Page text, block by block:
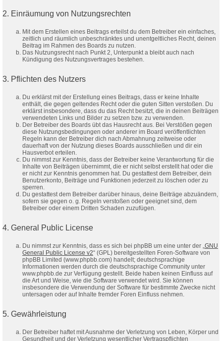
2. Einräumung von Nutzungsrechten
Mit dem Erstellen eines Beitrags erteilst du dem Betreiber ein einfaches,
zeitlich und räumlich unbeschränktes und unentgeltliches Recht, deinen
Beitrag im Rahmen des Boards zu nutzen.
Das Nutzungsrecht nach Punkt 2, Unterpunkt a bleibt auch nach
Kündigung des Nutzungsvertrages bestehen.
3. Pflichten des Nutzers
Du erklärst mit der Erstellung eines Beitrags, dass er keine Inhalte
enthält, die gegen geltendes Recht oder die guten Sitten verstoßen. Du
erklärst insbesondere, dass du das Recht besitzt, die in deinen Beiträgen
verwendeten Links und Bilder zu setzen bzw. zu verwenden.
Der Betreiber des Boards übt das Hausrecht aus. Bei Verstößen gegen
diese Nutzungsbedingungen oder anderer im Board veröffentlichten
Regeln kann der Betreiber dich nach Abmahnung zeitweise oder
dauerhaft von der Nutzung dieses Boards ausschließen und dir ein
Hausverbot erteilen.
Du nimmst zur Kenntnis, dass der Betreiber keine Verantwortung für die
Inhalte von Beiträgen übernimmt, die er nicht selbst erstellt hat oder die
er nicht zur Kenntnis genommen hat. Du gestattest dem Betreiber, dein
Benutzerkonto, Beiträge und Funktionen jederzeit zu löschen oder zu
sperren.
Du gestattest dem Betreiber darüber hinaus, deine Beiträge abzuändern,
sofern sie gegen o. g. Regeln verstoßen oder geeignet sind, dem
Betreiber oder einem Dritten Schaden zuzufügen.
4. General Public License
Du nimmst zur Kenntnis, dass es sich bei phpBB um eine unter der „ GNU
General Public License v2“ (GPL) bereitgestellten Foren-Software von
phpBB Limited (www.phpbb.com) handelt; deutschsprachige
Informationen werden durch die deutschsprachige Community unter
www.phpbb.de zur Verfügung gestellt. Beide haben keinen Einfluss auf
die Art und Weise, wie die Software verwendet wird. Sie können
insbesondere die Verwendung der Software für bestimmte Zwecke nicht
untersagen oder auf Inhalte fremder Foren Einfluss nehmen.
5. Gewährleistung
Der Betreiber haftet mit Ausnahme der Verletzung von Leben, Körper und
Gesundheit und der Verletzung wesentlicher Vertragspflichten